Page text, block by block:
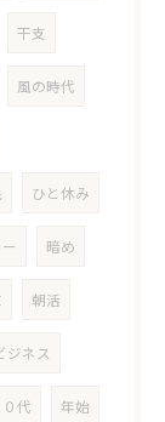
干支
風の時代
ひと休み
暗め
朝活
ジネス
０代 年始